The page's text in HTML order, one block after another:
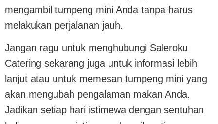
mengambil tumpeng mini Anda tanpa harus
melakukan perjalanan jauh.
Jangan ragu untuk menghubungi Saleroku
Catering sekarang juga untuk informasi lebih
lanjut atau untuk memesan tumpeng mini yang
akan mengubah pengalaman makan Anda.
Jadikan setiap hari istimewa dengan sentuhan